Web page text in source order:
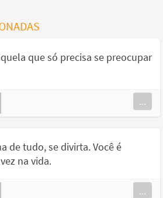
que só precisa se preocupar
...
de tudo, se divirta. Você é
na vida.
...